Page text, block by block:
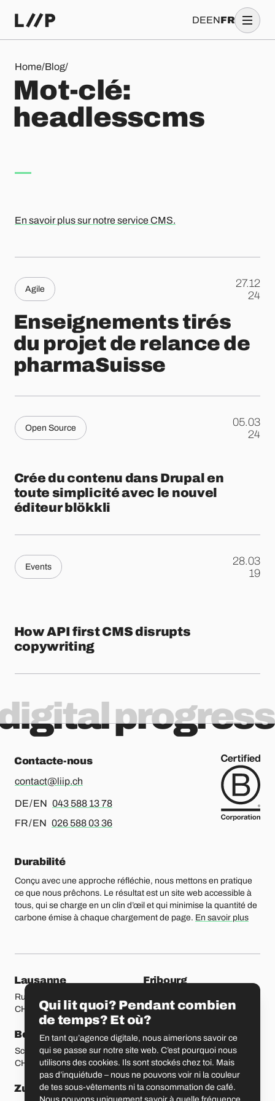
DEENFR
Home/Blog/
Mot-clé: headlesscms
Mot-c é:
head esscms
En savoir plus sur notre service CMS.
Agile
27.12
.
24
Enseignements tirés
du projet de relance de
pharmaSuisse
Open Source
05.03
.
24
Crée du contenu dans Drupal en
toute simplicité avec le nouvel
éditeur blökkli
Events
28.03
.19
How API first CMS disrupts
copywriting
progress
Contacte-nous
contact@liip.ch
DE / EN Pour l’allemand ou l’anglais, merci d’appeler le
043 588 13 78
FR / EN Pour le français ou l’anglais, merci d’appeler le
026 588 03 36
Durabilité
Conçu avec une approche réfléchie, nous mettons en pratique
ce que nous prêchons. Le résultat est un site web accessible à
tous, qui se charge en un clin d’œil et qui minimise la quantité de
carbone émise à chaque chargement de page. En savoir plus
Nos bureaux
Lausanne
Rue Etraz 4
CH-1003 Lausanne
Fribourg
CH-1700 Fribourg
Berne
Schmiedenplatz 5
CH-3011 Berne
Bâle
Sattelgasse 4
CH-4051 Bâle
Zurich Saint-Gall
Qui lit quoi? Pendant combien
de temps? Et où?
En tant qu’agence digitale, nous aimerions savoir ce
qui se passe sur notre site web. C’est pourquoi nous
utilisons des cookies. Ils sont stockés chez toi. Mais
pas d’inquiétude – nous ne pouvons voir ni la couleur
de tes sous-vêtements ni ta consommation de café.